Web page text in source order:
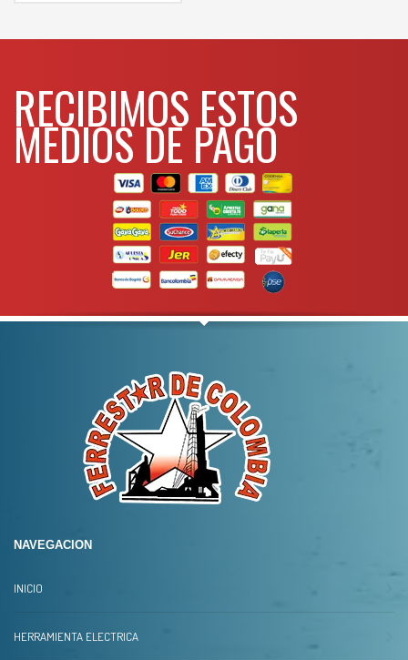
$2.410
DILI-
450
$1.900
DILI-
$1.782
4120
$1.782
Para mas info
comunicarse al
3134392699
RECIBIMOS ESTOS
MEDIOS DE PAGO
NAVEGACION
INICIO
HERRAMIENTA ELECTRICA